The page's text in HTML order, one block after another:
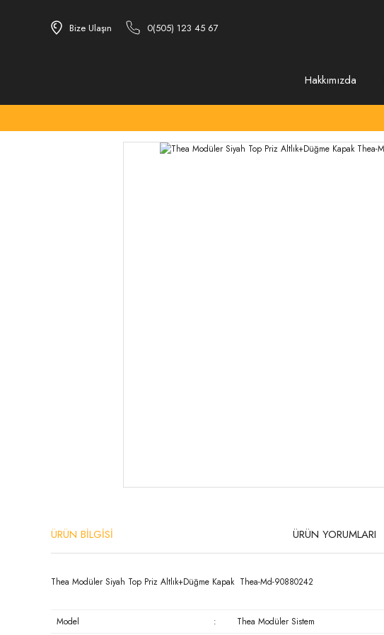
Bize Ulaşın 0(505) 123 45 67
Hakkımızda
ÜRÜN BİLGİSİ ÜRÜN YORUMLARI
Thea Modüler Siyah Top Priz Altlık+Düğme Kapak Thea-Md-90880242
Model :
Thea Modüler Sistem